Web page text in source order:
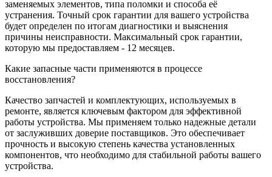
заменяемых элементов, типа поломки и способа её
устранения. Точный срок гарантии для вашего устройства
будет определен по итогам диагностики и выяснения
причины неисправности. Максимальный срок гарантии,
которую мы предоставляем - 12 месяцев.
Какие запасные части применяются в процессе
восстановления?
Качество запчастей и комплектующих, используемых в
ремонте, является ключевым фактором для эффективной
работы устройства. Мы применяем только надежные детали
от заслуживших доверие поставщиков. Это обеспечивает
прочность и высокую степень качества установленных
компонентов, что необходимо для стабильной работы вашего
устройства.